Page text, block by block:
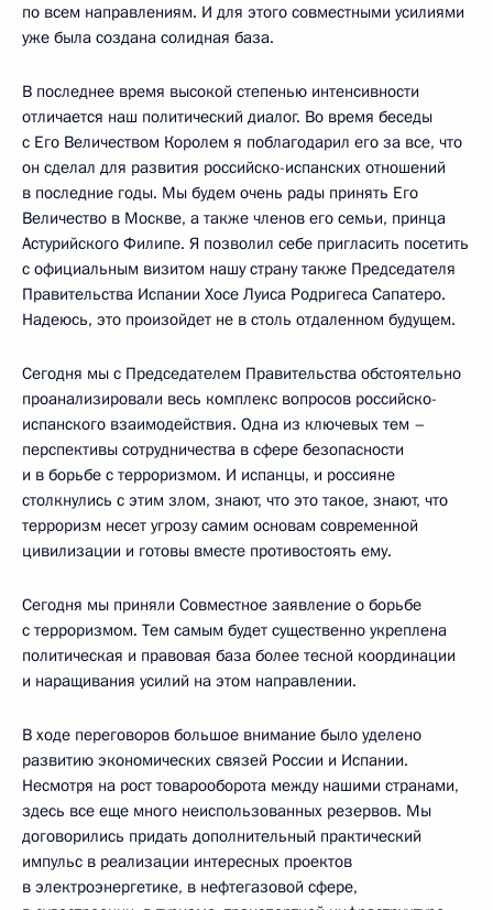
по всем направлениям. И для этого совместными усилиями
уже была создана солидная база.
В последнее время высокой степенью интенсивности
отличается наш политический диалог. Во время беседы
с Его Величеством Королем я поблагодарил его за все, что
он сделал для развития российско-испанских отношений
в последние годы. Мы будем очень рады принять Его
Величество в Москве, а также членов его семьи, принца
Астурийского Филипе. Я позволил себе пригласить посетить
с официальным визитом нашу страну также Председателя
Правительства Испании Хосе Луиса Родригеса Сапатеро.
Надеюсь, это произойдет не в столь отдаленном будущем.
Сегодня мы с Председателем Правительства обстоятельно
проанализировали весь комплекс вопросов российско-
испанского взаимодействия. Одна из ключевых тем –
перспективы сотрудничества в сфере безопасности
и в борьбе с терроризмом. И испанцы, и россияне
столкнулись с этим злом, знают, что это такое, знают, что
терроризм несет угрозу самим основам современной
цивилизации и готовы вместе противостоять ему.
Сегодня мы приняли Совместное заявление о борьбе
с терроризмом. Тем самым будет существенно укреплена
политическая и правовая база более тесной координации
и наращивания усилий на этом направлении.
В ходе переговоров большое внимание было уделено
развитию экономических связей России и Испании.
Несмотря на рост товарооборота между нашими странами,
здесь все еще много неиспользованных резервов. Мы
договорились придать дополнительный практический
импульс в реализации интересных проектов
в электроэнергетике, в нефтегазовой сфере,